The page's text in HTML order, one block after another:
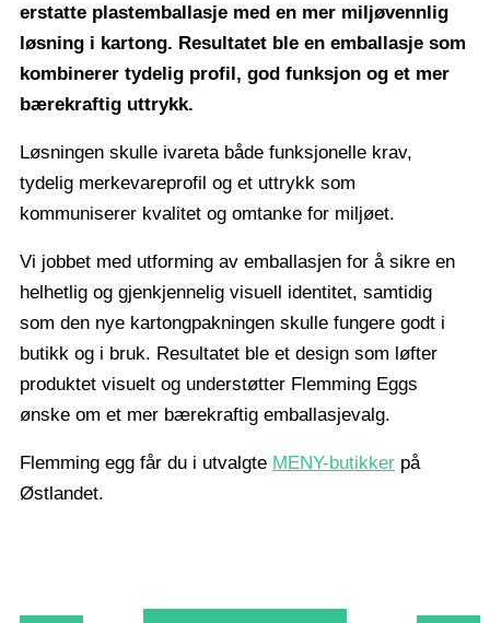
erstatte plastemballasje med en mer miljøvennlig
løsning i kartong. Resultatet ble en emballasje som
kombinerer tydelig profil, god funksjon og et mer
bærekraftig uttrykk.
Løsningen skulle ivareta både funksjonelle krav,
tydelig merkevareprofil og et uttrykk som
kommuniserer kvalitet og omtanke for miljøet.
Vi jobbet med utforming av emballasjen for å sikre en
helhetlig og gjenkjennelig visuell identitet, samtidig
som den nye kartongpakningen skulle fungere godt i
butikk og i bruk. Resultatet ble et design som løfter
produktet visuelt og understøtter Flemming Eggs
ønske om et mer bærekraftig emballasjevalg.
Flemming egg får du i utvalgte MENY-butikker på
Østlandet.